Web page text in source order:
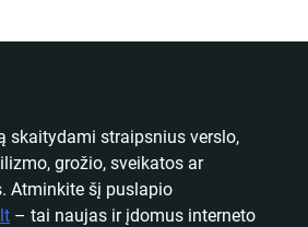
skaitydami straipsnius verslo,
grožio, sveikatos ar
Atminkite šį puslapio
– tai naujas ir įdomus interneto